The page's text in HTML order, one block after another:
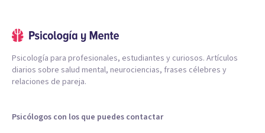
Psicología para profesionales, estudiantes y curiosos. Artículos
diarios sobre salud mental, neurociencias, frases célebres y
relaciones de pareja.
Psicólogos con los que puedes contactar